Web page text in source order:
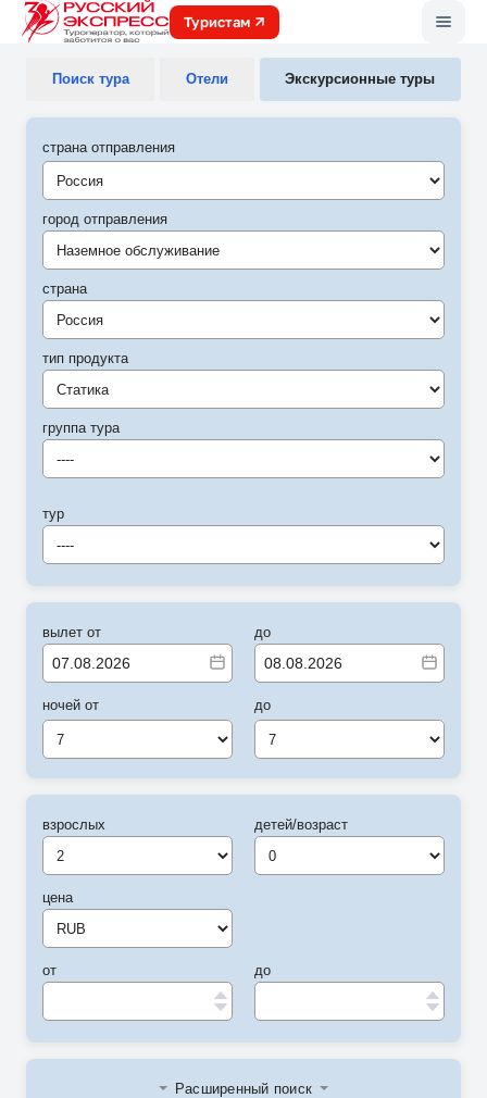
Туристам
Поиск тура Отели Экскурсионные туры
страна отправления
город отправления
Наземное обслуживание
страна
Россия
тип продукта
Статика
группа тура
----
тур
----
вылет от
ночей от
7
до
до
7
взрослых
цена
от
детей/возраст
до
Расширенный поиск